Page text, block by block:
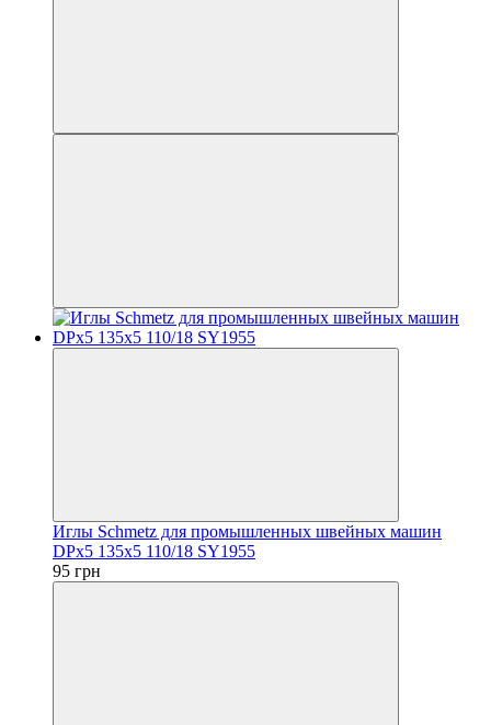
Иглы Schmetz для промышленных швейных машин
DPx5 135x5 110/18 SY1955
95 грн